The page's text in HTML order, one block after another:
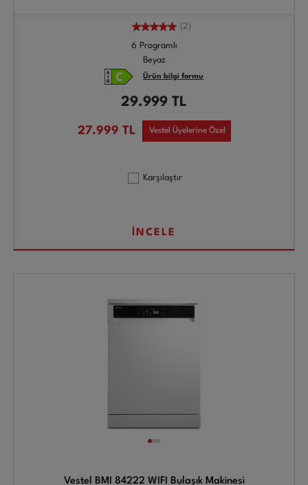
(2)
6 Programlı
Beyaz
Ürün bilgi formu
29.999 TL
27.999 TL Vestel Üyelerine Özel
Karşılaştır
İNCELE
Vestel BMI 84222 WIFI Bulaşık Makinesi